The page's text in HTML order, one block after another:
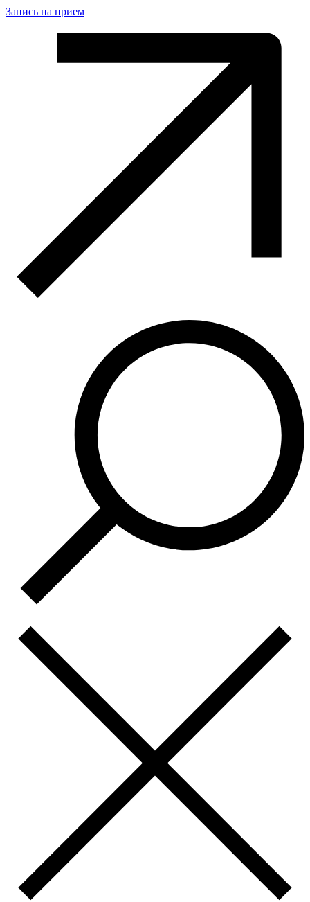
Запись на прием